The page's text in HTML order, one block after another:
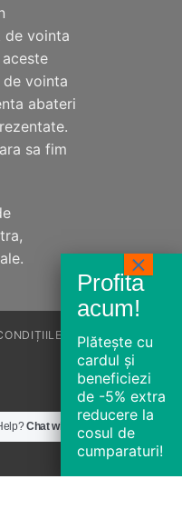
de vointa
vointa
abateri
sa fim
Plăteștecu
cardul și
beneficiezi
de -5% extra
reducere la
cosul de
cumparaturi!
Chat with us